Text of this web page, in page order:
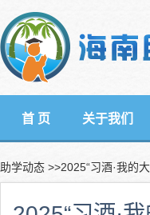
首 页 关于我们
助学动态 >>2025“习酒·我的